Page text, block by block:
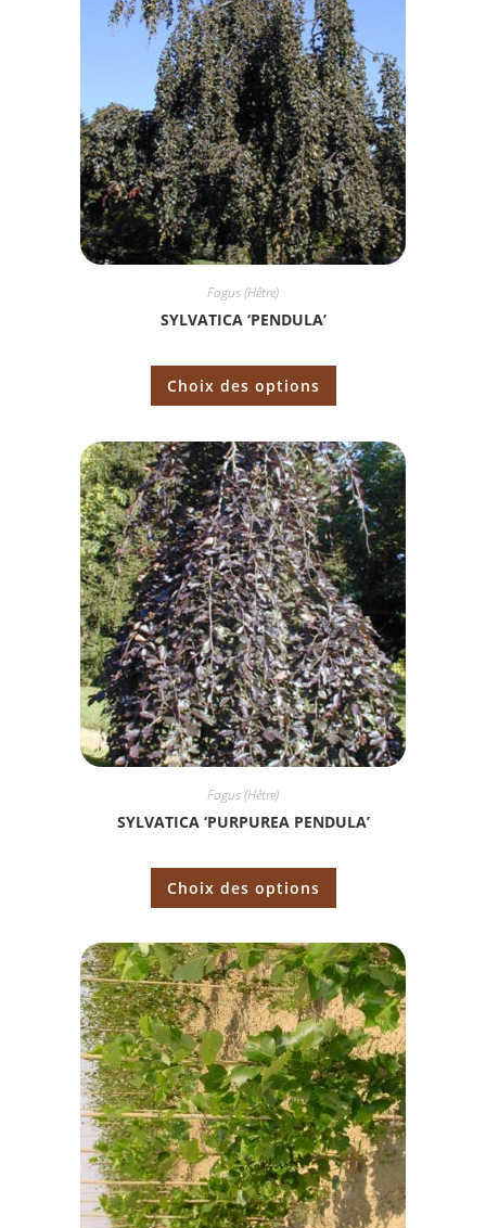
Fagus (Hêtre)
SYLVATICA ‘PENDULA’
Choix des options
Fagus (Hêtre)
SYLVATICA ‘PURPUREA PENDULA’
Choix des options